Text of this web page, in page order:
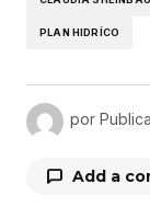
PLAN HIDRÍCO
por
Add a